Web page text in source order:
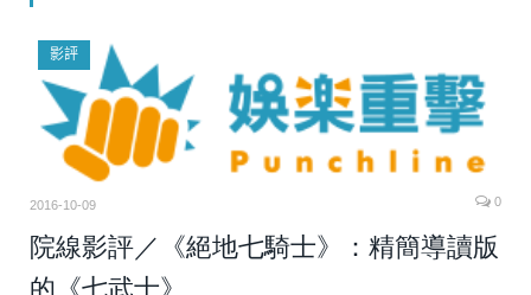
影評
2016-10-09 0
院線影評／《絕地七騎士》：精簡導讀版
的《七武士》